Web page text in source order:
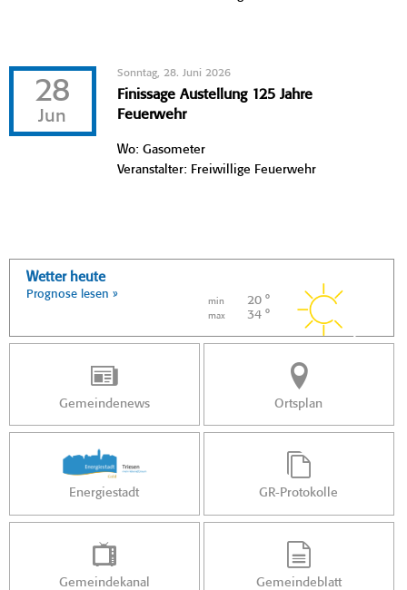
28
Jun
Sonntag, 28. Juni 2026
Finissage Austellung 125 Jahre
Feuerwehr
Wo: Gasometer
Veranstalter: Freiwillige Feuerwehr
Wetter heute
Prognose lesen »
min 20 °
max 34 °
Gemeindenews Ortsplan
Energiestadt GR-Protokolle
Gemeindekanal Gemeindeblatt